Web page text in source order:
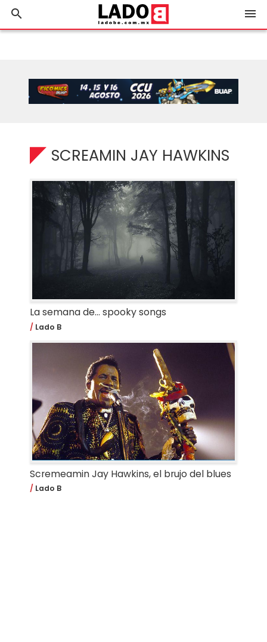
search menu
SCREAMIN JAY HAWKINS
La semana de… spooky songs
Lado B
Scremeamin Jay Hawkins, el brujo del blues
Lado B